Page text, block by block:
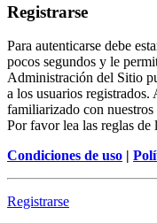
Registrarse
Para autenticarse debe
pocos segundos y le
Administración del Sitio
a los usuarios registrados.
familiarizado con
Por favor lea las reglas
Condiciones de uso |
Registrarse